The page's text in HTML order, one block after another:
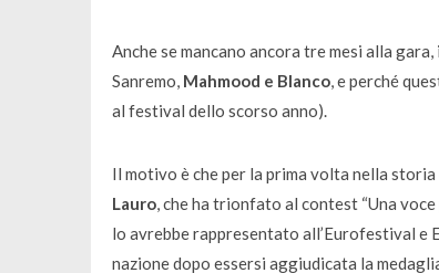
Anche se mancano ancora tre mesi alla
Sanremo, Mahmood e Blanco, e perché
al festival dello scorso anno).
Il motivo è che per la prima volta nella
Lauro, che ha trionfato al contest “Una
lo avrebbe rappresentato all’Eurofestival e
nazione dopo essersi aggiudicata la